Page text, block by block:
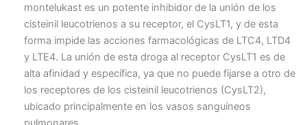
montelukast es un potente inhibidor de la unión de los
cisteinil leucotrienos a su receptor, el CysLT1, y de esta
forma impide las acciones farmacológicas de LTC4, LTD4
y LTE4. La unión de esta droga al receptor CysLT1 es de
alta afinidad y específica, ya que no puede fijarse a otro de
los receptores de los cisteinil leucotrienos (CysLT2),
ubicado principalmente en los vasos sanguíneos